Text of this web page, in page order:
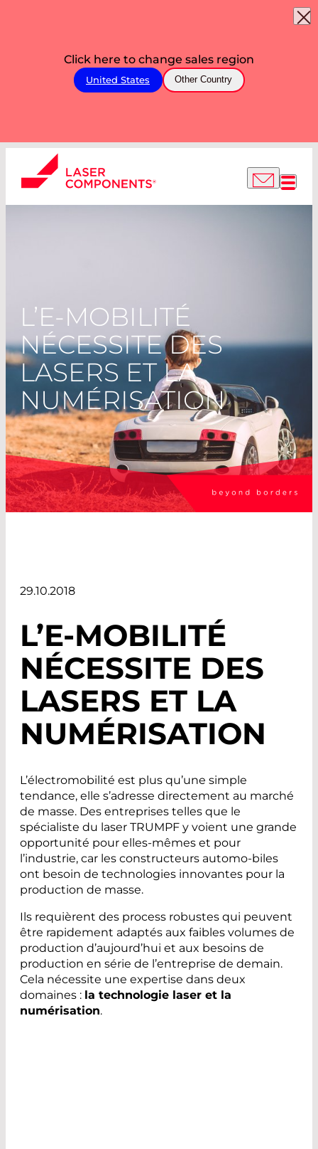
Click here to change sales region
United States Other Country
L’E-MOBILITÉ
NÉCESSITE DES
LASERS ET LA
NUMÉRISATION
29.10.2018
L’E-MOBILITÉ
NÉCESSITE DES
LASERS ET LA
NUMÉRISATION
L’électromobilité est plus qu’une simple
tendance, elle s’adresse directement au marché
de masse. Des entreprises telles que le
spécialiste du laser TRUMPF y voient une grande
opportunité pour elles-mêmes et pour
l’industrie, car les constructeurs automo-biles
ont besoin de technologies innovantes pour la
production de masse.
Ils requièrent des process robustes qui peuvent
être rapidement adaptés aux faibles volumes de
production d’aujourd’hui et aux besoins de
production en série de l’entreprise de demain.
Cela nécessite une expertise dans deux
domaines : la technologie laser et la
numérisation.